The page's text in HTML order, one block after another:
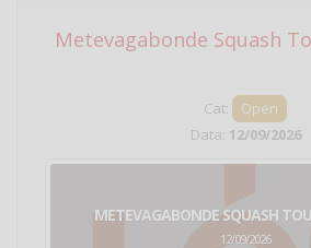
Metevagabonde Squash
Cat:
Open
Data: 12/09/2026
METEVAGABONDE SQUASH
12/09/2026